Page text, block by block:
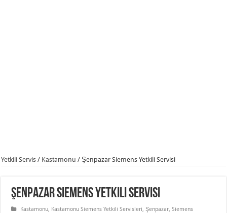
Yetkili Servis / Kastamonu / Şenpazar Siemens Yetkili Servisi
Şenpazar Siemens Yetkili Servisi
Kastamonu, Kastamonu Siemens Yetkili Servisleri,Şenpazar,Siemens